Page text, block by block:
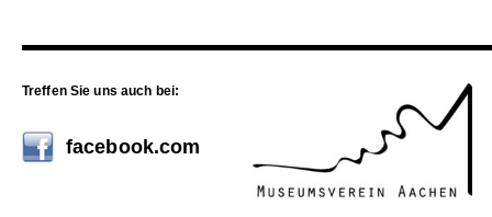
Treffen Sie uns auch bei:
facebook.com